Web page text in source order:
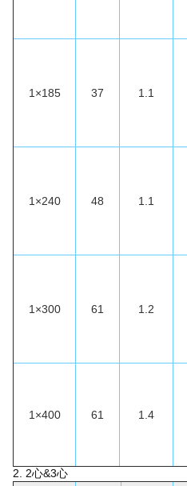
1×185 37 1.1
1×240 48 1.1
1×300 61 1.2
1×400 61 1.4
2. 2心&3心